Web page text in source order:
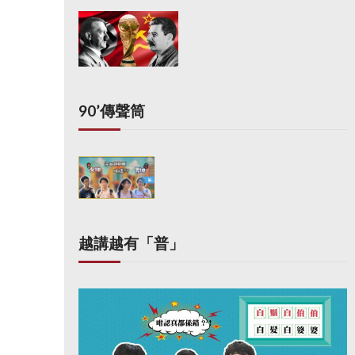
90’傳聲筒
越講越有「普」